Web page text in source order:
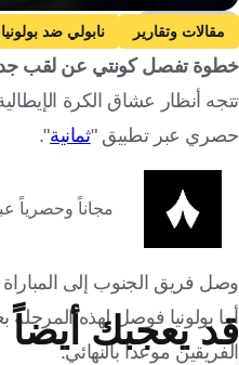
Getty Images
مقالات وتقارير نابولي ضد بولونيا
كأس الاتحاد الإنجليزي
إيطاليا
خطوة تفصل كونتي عن لقب
تتجه أنظار عشاق الكرة
حصري عبر تطبيق "ثمانية".
مجاناً وحصرياً
وصل فريق الجنوب إلى المباراة
الفريقين موعدا بالنهائي.
قد يعجبك أيضاً